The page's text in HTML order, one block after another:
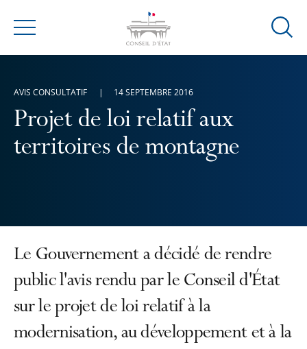
Menu
Ouvrir
Projet de loi relatif aux
territoires de montagne
AVIS CONSULTATIF 14 SEPTEMBRE 2016
Le Gouvernement a décidé de rendre
public l'avis rendu par le Conseil d'État
sur le projet de loi relatif à la
modernisation, au développement et à la